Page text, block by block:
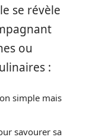
se révèle
ou
:
simple mais
savourer sa